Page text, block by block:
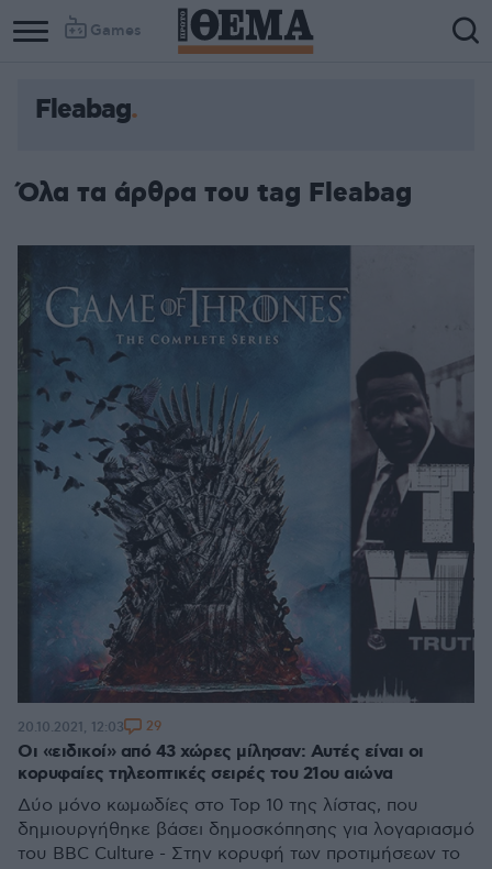
Games
Fleabag
Όλα τα άρθρα του tag Fleabag
Οι «ειδικοί» από 43 χώρες μίλησαν: Αυτές είναι οι
κορυφαίες τηλεοπτικές σειρές του 21ου αιώνα
Δύο μόνο κωμωδίες στο Top 10 της λίστας, που
δημιουργήθηκε βάσει δημοσκόπησης για λογαριασμό
του BBC Culture - Στην κορυφή των προτιμήσεων το
20.10.2021, 12:03 29